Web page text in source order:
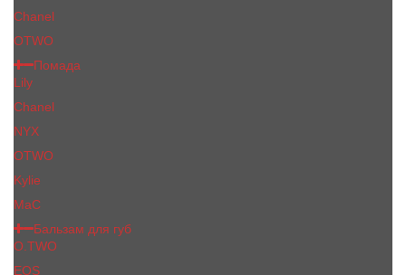
Сhanеl
OTWO
Помада
Lily
Chanel
NYX
OTWO
Kylie
МаС
Бальзам для губ
O.TWO
EOS